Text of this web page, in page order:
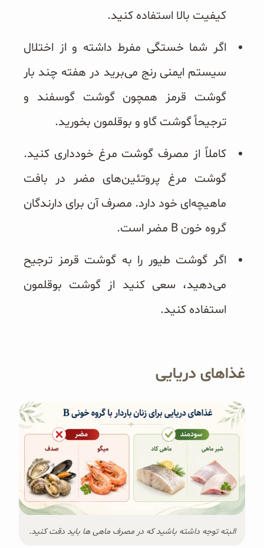
کیفیت بالا استفاده کنید.
اگر شما خستگی مفرط داشته و از اختلال
سیستم ایمنی رنج می‌برید در هفته چند بار
گوشت قرمز همچون گوشت گوسفند و
ترجیحاً گوشت گاو و بوقلمون بخورید.
کاملاً از مصرف گوشت مرغ خودداری کنید.
گوشت مرغ پروتئین‌های مضر در بافت
ماهیچه‌ای خود دارد. مصرف آن برای دارندگان
گروه خون B مضر است.
اگر گوشت طیور را به گوشت قرمز ترجیح
می‌دهید، سعی کنید از گوشت بوقلمون
استفاده کنید.
غذاهای دریایی
البته توجه داشته باشید که در مصرف ماهی ها باید دقت کنید.